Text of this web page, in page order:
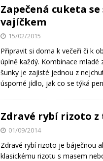
Zapečená cuketa
vajíčkem
15/02/2015
Připravit si doma k večeři či k
úplně každý. Kombinace
šunky je zajisté jednou z
úsporné jídlo, jak co se týká
Zdravé rybí rizoto z
01/09/2014
Zdravé rybí rizoto je báječnou
klasickému rizotu s masem